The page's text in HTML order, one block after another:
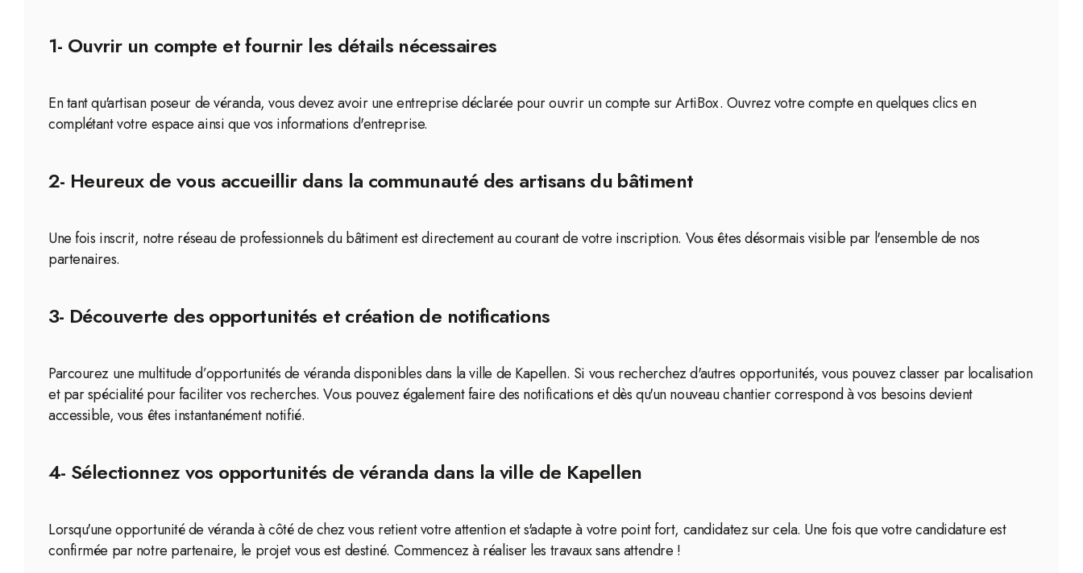
1- Ouvrir un compte et fournir les détails nécessaires
En tant qu'artisan poseur de véranda, vous devez avoir une entreprise déclarée pour ouvrir un compte sur ArtiBox. Ouvrez votre compte en quelques clics en
complétant votre espace ainsi que vos informations d'entreprise.
2- Heureux de vous accueillir dans la communauté des artisans du bâtiment
Une fois inscrit, notre réseau de professionnels du bâtiment est directement au courant de votre inscription. Vous êtes désormais visible par l'ensemble de nos
partenaires.
3- Découverte des opportunités et création de notifications
Parcourez une multitude d’opportunités de véranda disponibles dans la ville de Kapellen. Si vous recherchez d'autres opportunités, vous pouvez classer par localisation
et par spécialité pour faciliter vos recherches. Vous pouvez également faire des notifications et dès qu'un nouveau chantier correspond à vos besoins devient
accessible, vous êtes instantanément notifié.
4- Sélectionnez vos opportunités de véranda dans la ville de Kapellen
Lorsqu'une opportunité de véranda à côté de chez vous retient votre attention et s'adapte à votre point fort, candidatez sur cela. Une fois que votre candidature est
confirmée par notre partenaire, le projet vous est destiné. Commencez à réaliser les travaux sans attendre !